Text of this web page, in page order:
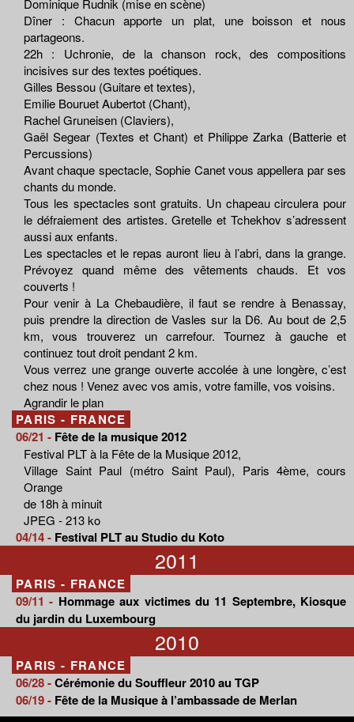
Dominique Rudnik (mise en scène)
Dîner : Chacun apporte un plat, une boisson et nous
partageons.
22h : Uchronie, de la chanson rock, des compositions
incisives sur des textes poétiques.
Gilles Bessou (Guitare et textes),
Emilie Bouruet Aubertot (Chant),
Rachel Gruneisen (Claviers),
Gaël Segear (Textes et Chant) et Philippe Zarka (Batterie et
Percussions)
Avant chaque spectacle, Sophie Canet vous appellera par ses
chants du monde.
Tous les spectacles sont gratuits. Un chapeau circulera pour
le défraiement des artistes. Gretelle et Tchekhov s’adressent
aussi aux enfants.
Les spectacles et le repas auront lieu à l’abri, dans la grange.
Prévoyez quand même des vêtements chauds. Et vos
couverts !
Pour venir à La Chebaudière, il faut se rendre à Benassay,
puis prendre la direction de Vasles sur la D6. Au bout de 2,5
km, vous trouverez un carrefour. Tournez à gauche et
continuez tout droit pendant 2 km.
Vous verrez une grange ouverte accolée à une longère, c’est
chez nous ! Venez avec vos amis, votre famille, vos voisins.
Agrandir le plan
PARIS - FRANCE
06/21 - Fête de la musique 2012
Festival PLT à la Fête de la Musique 2012,
Village Saint Paul (métro Saint Paul), Paris 4ème, cours
Orange
de 18h à minuit
JPEG - 213 ko
04/14 - Festival PLT au Studio du Koto
2011
PARIS - FRANCE
09/11 - Hommage aux victimes du 11 Septembre, Kiosque
du jardin du Luxembourg
2010
PARIS - FRANCE
06/28 -Cérémonie du Souffleur 2010 au TGP
06/19 - Fête de la Musique à l’ambassade de Merlan